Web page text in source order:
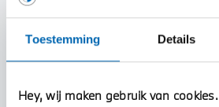
Toestemming Details
Hey, wij maken gebruik van cookies.
Bekijk details